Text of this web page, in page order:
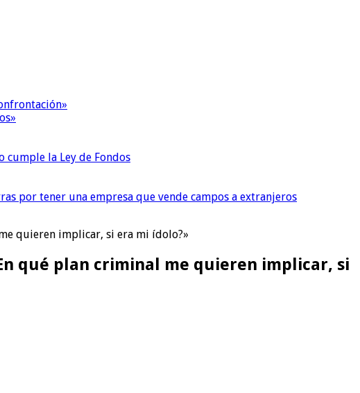
la Ley de Fondos
por tener una empresa que vende campos a extranjeros
quieren implicar, si era mi ídolo?»
qué plan criminal me quieren implicar, si